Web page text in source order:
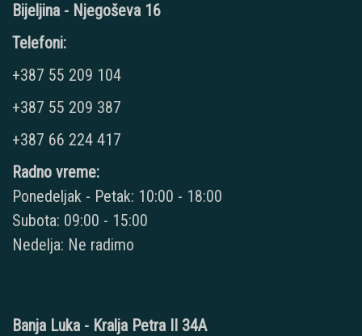
Bijeljina - Njegoševa 16
Telefoni:
+387 55 209 104
+387 55 209 387
+387 66 224 417
Radno vreme:
Ponedeljak - Petak: 10:00 - 18:00
Subota: 09:00 - 15:00
Nedelja: Ne radimo
Banja Luka - Kralja Petra II 34A